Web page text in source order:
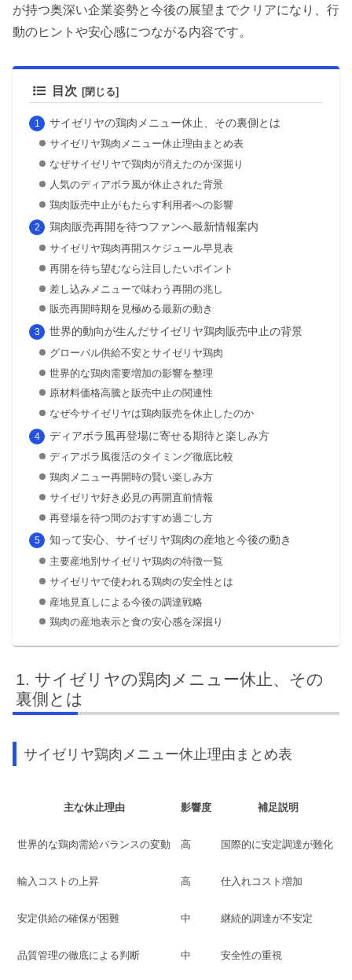
が持つ奥深い企業姿勢と今後の展望までクリアになり、行
動のヒントや安心感につながる内容です。
目次
サイゼリヤの鶏肉メニュー休止、その裏側とは
サイゼリヤ鶏肉メニュー休止理由まとめ表
なぜサイゼリヤで鶏肉が消えたのか深掘り
人気のディアボラ風が休止された背景
鶏肉販売中止がもたらす利用者への影響
鶏肉販売再開を待つファンへ最新情報案内
サイゼリヤ鶏肉再開スケジュール早見表
再開を待ち望むなら注目したいポイント
差し込みメニューで味わう再開の兆し
販売再開時期を見極める最新の動き
世界的動向が生んだサイゼリヤ鶏肉販売中止の背景
グローバル供給不安とサイゼリヤ鶏肉
世界的な鶏肉需要増加の影響を整理
原材料価格高騰と販売中止の関連性
なぜ今サイゼリヤは鶏肉販売を休止したのか
ディアボラ風再登場に寄せる期待と楽しみ方
ディアボラ風復活のタイミング徹底比較
鶏肉メニュー再開時の賢い楽しみ方
サイゼリヤ好き必見の再開直前情報
再登場を待つ間のおすすめ過ごし方
知って安心、サイゼリヤ鶏肉の産地と今後の動き
主要産地別サイゼリヤ鶏肉の特徴一覧
サイゼリヤで使われる鶏肉の安全性とは
産地見直しによる今後の調達戦略
鶏肉の産地表示と食の安心感を深掘り
サイゼリヤの鶏肉メニュー休止、その
裏側とは
サイゼリヤ鶏肉メニュー休止理由まとめ表
主な休止理由 影響度 補足説明
世界的な鶏肉需給バランスの変動 高 国際的に安定調達が難化
輸入コストの上昇 高 仕入れコスト増加
安定供給の確保が困難 中 継続的調達が不安定
品質管理の徹底による判断 中 安全性の重視